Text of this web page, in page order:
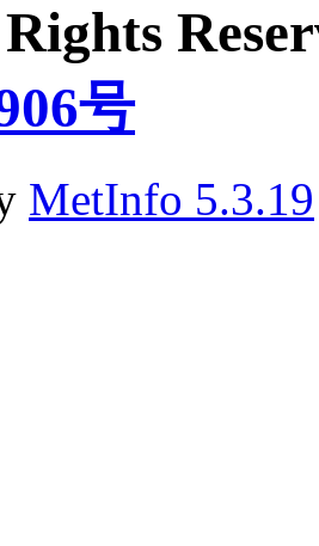
号
MetInfo 5.3.19